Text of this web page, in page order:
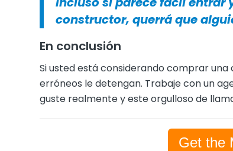
constructor, querrá que
En conclusión
Si usted está considerando comprar
erróneos le detengan. Trabaje con un
guste realmente y este orgulloso de
Get the